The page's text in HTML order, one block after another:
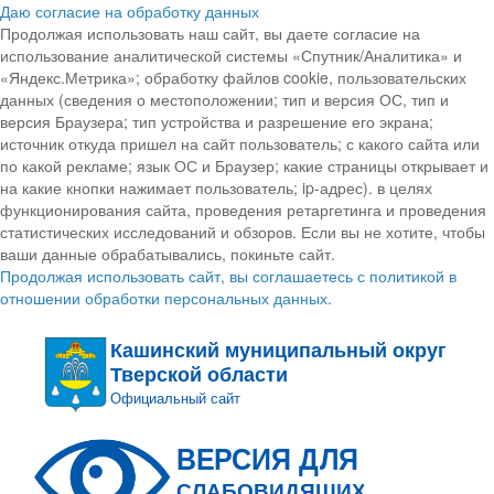
Даю согласие на обработку данных
Продолжая использовать наш сайт, вы даете согласие на
использование аналитической системы «Спутник/Аналитика» и
«Яндекс.Метрика»; обработку файлов cookie, пользовательских
данных (сведения о местоположении; тип и версия ОС, тип и
версия Браузера; тип устройства и разрешение его экрана;
источник откуда пришел на сайт пользователь; с какого сайта или
по какой рекламе; язык ОС и Браузер; какие страницы открывает и
на какие кнопки нажимает пользователь; ip-адрес). в целях
функционирования сайта, проведения ретаргетинга и проведения
статистических исследований и обзоров. Если вы не хотите, чтобы
ваши данные обрабатывались, покиньте сайт.
Продолжая использовать сайт, вы соглашаетесь с политикой в
отношении обработки персональных данных.